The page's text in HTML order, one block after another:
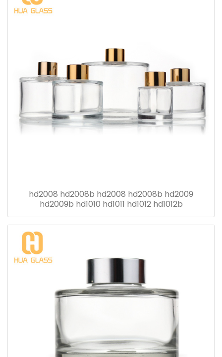
hd2008 hd2008b hd2008 hd2008b hd2009
hd2009b hd1010 hd1011 hd1012 hd1012b